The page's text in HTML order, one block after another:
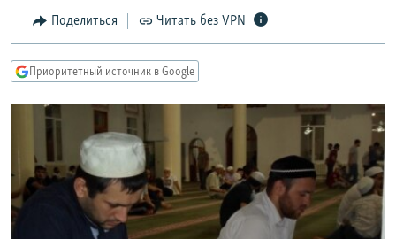
навигации
Вернутся
поиску
IDEL.РЕАЛИИ
СЕВЕР.РЕАЛИИ
СИБИРЬ.РЕАЛИИ
РАСПИСАНИЕ ВЕЩАНИЯ
ПОДПИШИТЕСЬ НА РАССЫЛКУ
СОЦИАЛЬНЫЕ СЕТИ
Поделиться Читать без VPN
Приоритетный источник в Google